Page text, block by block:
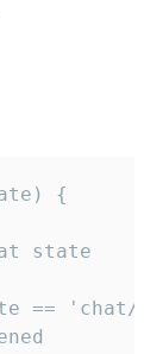
{
state
==